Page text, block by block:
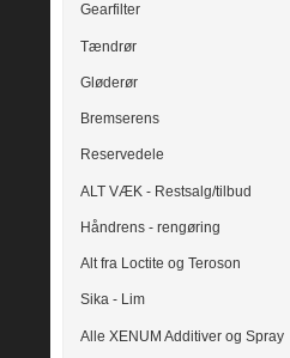
Gearfilter
Tændrør
Gløderør
Bremserens
Reservedele
ALT VÆK - Restsalg/tilbud
Håndrens - rengøring
Alt fra Loctite og Teroson
Sika - Lim
Alle XENUM Additiver og Spray